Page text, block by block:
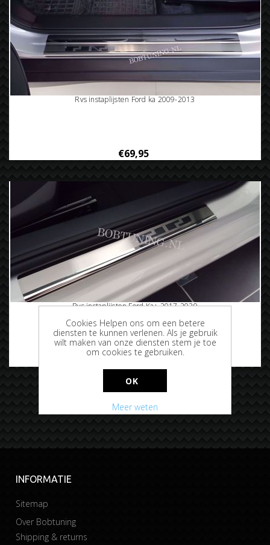
Rvs instaplijsten Ford ka 2009-2013
€69,95
Rvs instaplijsten Ford Ka+ 2017-2020
€69,95
INFORMATIE
Sitemap
Over Bobtuning
Shipping & returns
Cookies Helpen ons om een betere
diensten te kunnen verlenen. Als je gebruik
wilt maken van onze diensten stem je toe
om cookies te gebruiken.
OK
Meer weten